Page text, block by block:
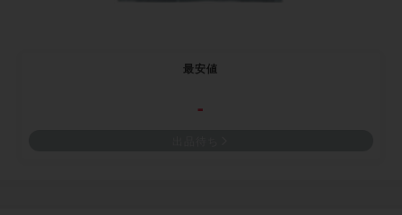
最安値
-